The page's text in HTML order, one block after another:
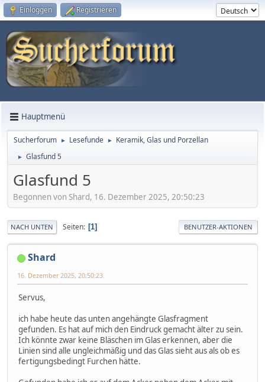
Einloggen Registrieren
Hauptmenü
Sucherforum ► Lesefunde ► Keramik, Glas und Porzellan
► Glasfund 5
Glasfund 5
Begonnen von Shard, 16. Dezember 2025, 20:50:23
NACH UNTEN Seiten 1 BENUTZER-AKTIONEN
Shard
16. Dezember 2025, 20:50:23
Servus,
ich habe heute das unten angehängte Glasfragment
gefunden. Es hat auf mich den Eindruck gemacht älter zu sein.
Ich könnte zwar keine Bläschen im Glas erkennen, aber die
Linien sind alle ungleichmäßig und das Glas sieht aus als ob es
fertigungsbedingt Furchen hätte.